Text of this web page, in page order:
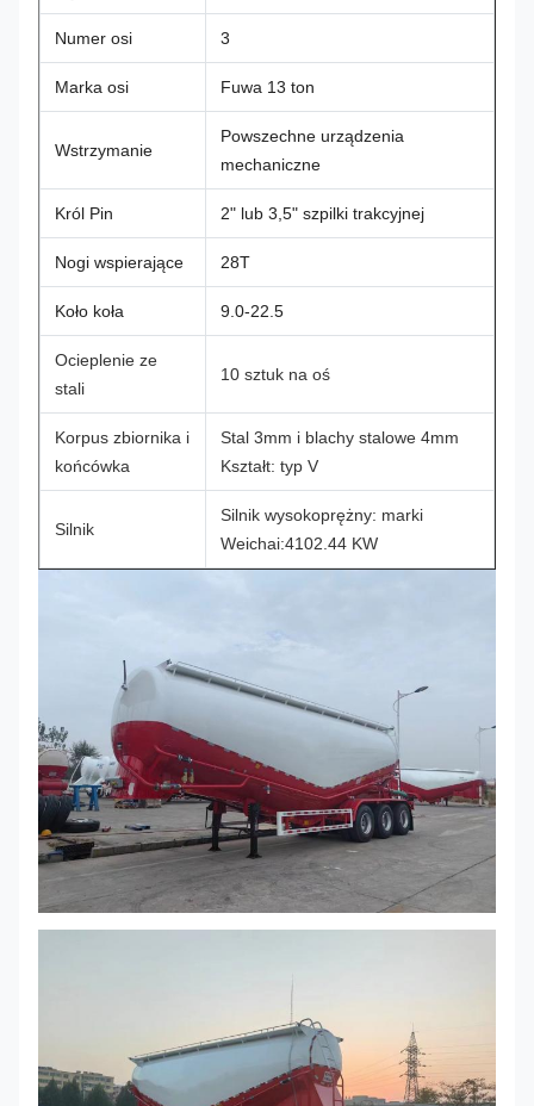
Numer osi 3
Marka osi Fuwa 13 ton
Wstrzymanie
Powszechne urządzenia
mechaniczne
Król Pin 2" lub 3,5" szpilki trakcyjnej
Nogi wspierające 28T
Koło koła 9.0-22.5
Ocieplenie ze
stali
10 sztuk na oś
Korpus zbiornika i
końcówka
Stal 3mm i blachy stalowe 4mm
Kształt: typ V
Silnik
Silnik wysokoprężny: marki
Weichai:4102.44 KW